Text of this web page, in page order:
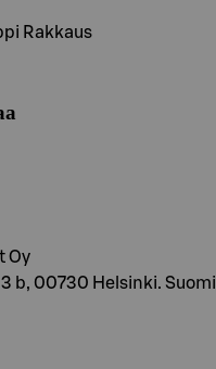
Rakkaus
Oy
b, 00730 Helsinki. Suomi